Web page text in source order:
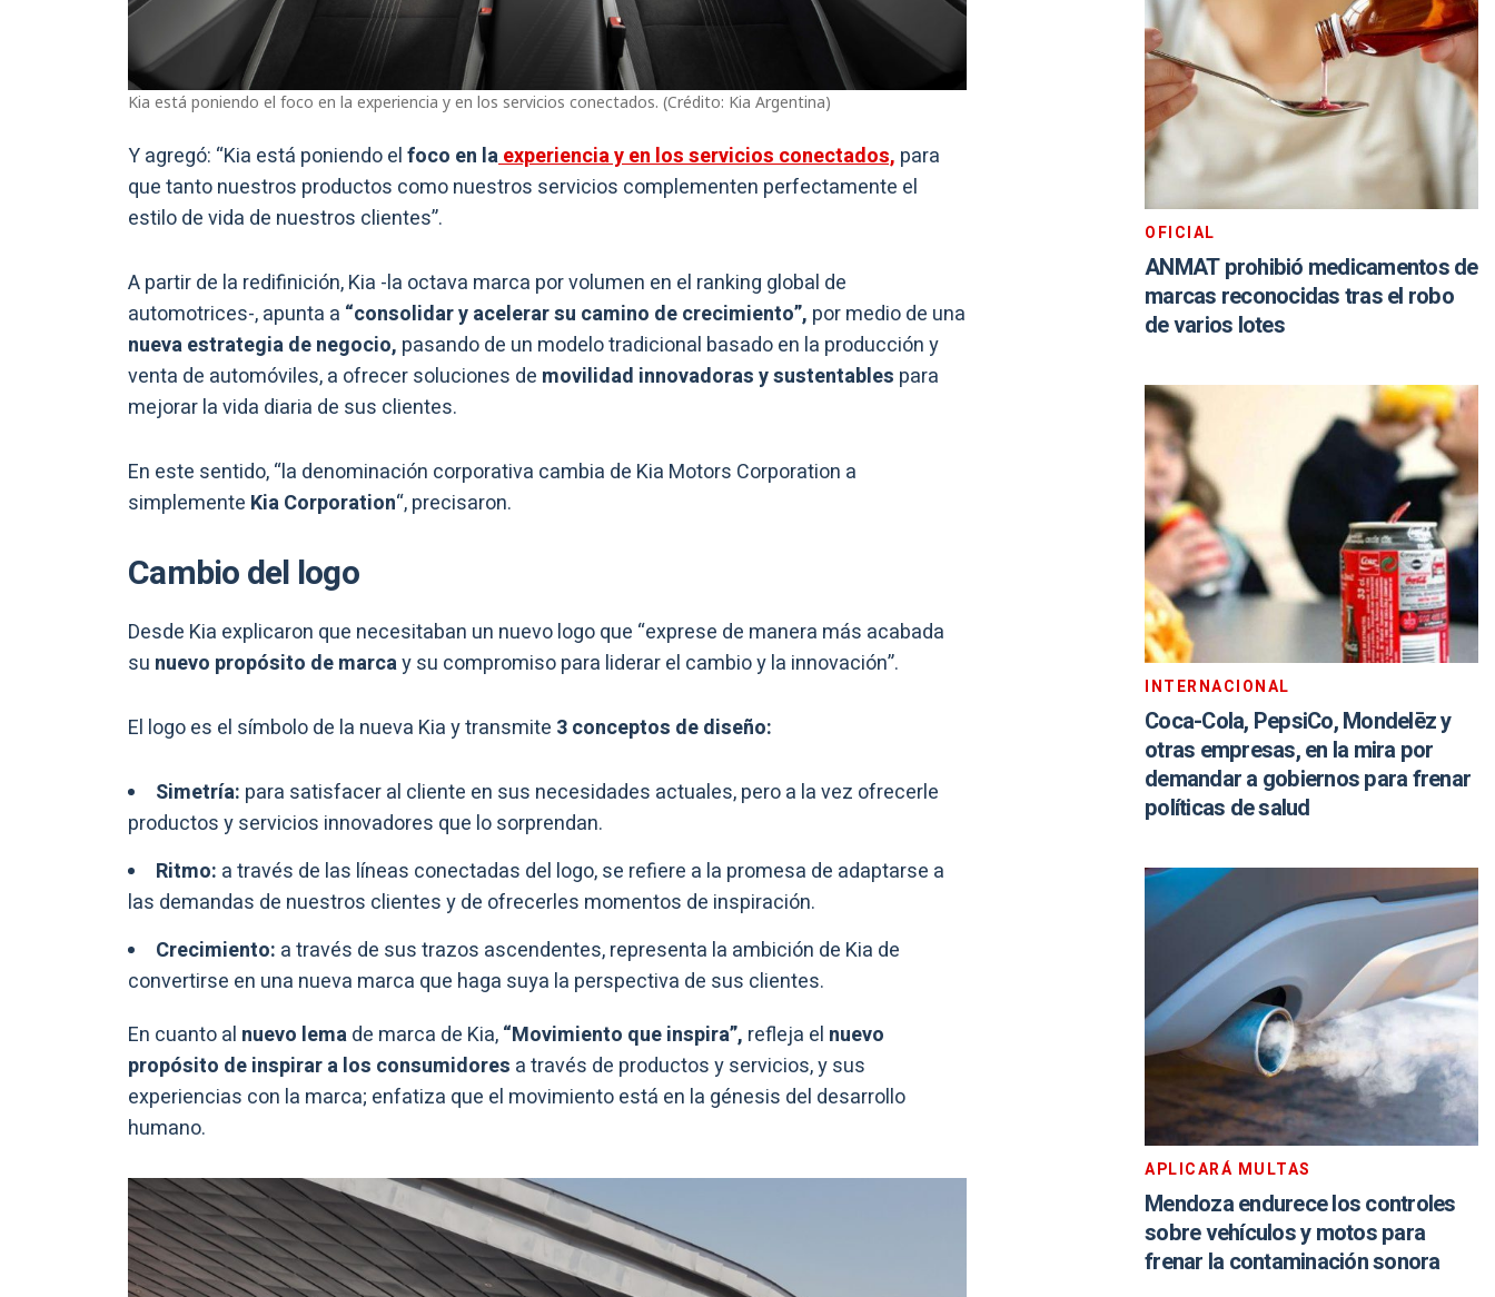
Kia está poniendo el foco en la experiencia y en los servicios conectados. (Crédito: Kia Argentina)
Y agregó: “Kia está poniendo elfoco en laexperiencia y en los servicios conectados, para
que tanto nuestros productos como nuestros servicios complementen perfectamente el
estilo de vida de nuestros clientes”.
A partir de la redifinición, Kia -la octava marca por volumen en el ranking global de
automotrices-, apunta a “consolidar y acelerar su camino de crecimiento”, por medio de una
nueva estrategia de negocio, pasando de un modelo tradicional basado en la producción y
venta de automóviles, a ofrecer soluciones de movilidad innovadoras y sustentables para
mejorar la vida diaria de sus clientes.
En este sentido, “la denominación corporativa cambia de Kia Motors Corporation a
simplemente Kia Corporation“, precisaron.
Cambio del logo
Desde Kia explicaron que necesitaban un nuevo logo que “exprese de manera más acabada
su nuevo propósito de marcay su compromiso para liderar el cambio y la innovación”.
El logo es el símbolo de la nueva Kia y transmite 3 conceptos de diseño:
Simetría: para satisfacer al cliente en sus necesidades actuales, pero a la vez ofrecerle
productos y servicios innovadores que lo sorprendan.
Ritmo: a través de las líneas conectadas del logo, se refiere a la promesa de adaptarse a
las demandas de nuestros clientes y de ofrecerles momentos de inspiración.
Crecimiento: a través de sus trazos ascendentes, representa la ambición de Kia de
convertirse en una nueva marca que haga suya la perspectiva de sus clientes.
En cuanto al nuevo lemade marca de Kia,“Movimiento que inspira”, refleja el nuevo
propósito de inspirar a los consumidores a través de productos y servicios, y sus
experiencias con la marca; enfatiza que el movimiento está en la génesis del desarrollo
humano.
OFICIAL
ANMAT prohibió medicamentos de
marcas reconocidas tras el robo
de varios lotes
INTERNACIONAL
Coca-Cola, PepsiCo, Mondelēz y
otras empresas, en la mira por
demandar a gobiernos para frenar
políticas de salud
APLICARÁ MULTAS
Mendoza endurece los controles
sobre vehículos y motos para
frenar la contaminación sonora